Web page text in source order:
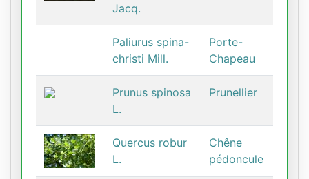
Jacq.
Paliurus spina-
christi Mill.
Porte-
Chapeau
Prunus spinosa
L.
Prunellier
Quercus robur
L.
Chêne
pédoncule